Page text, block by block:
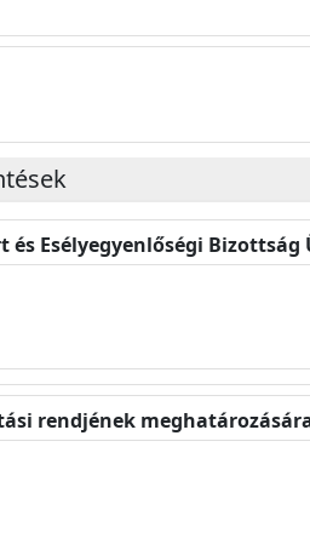
Esélyegyenlőségi
rendjének